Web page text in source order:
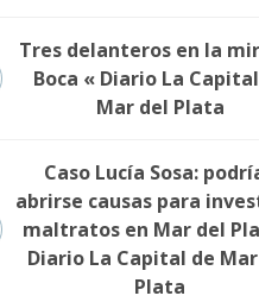
Tres delanteros en la
Boca « Diario La
Mar del Plata
Caso Lucía Sosa:
abrirse causas para
maltratos en Mar del
Diario La Capital de
Plata